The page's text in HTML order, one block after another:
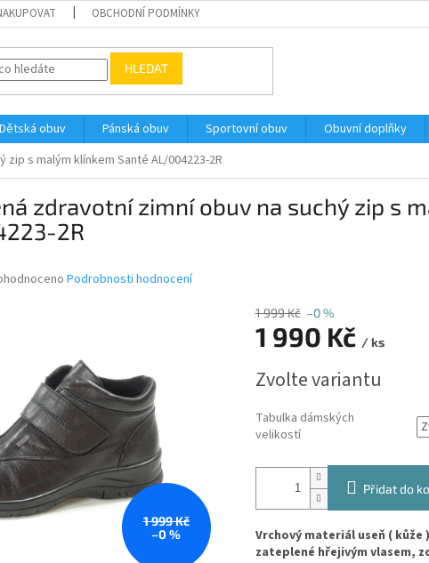
OBCHODNÍ PODMÍNKY
HLEDAT
Dětská obuv Pánská obuv Sportovní obuv Obuvní doplňky
s malým klínkem Santé AL/004223-2R
zdravotní zimní obuv na suchý zip s
2R
Podrobnosti hodnocení
1 999 Kč
–0 %
1 999 Kč –0 %
1 990 Kč / ks
cena:
Zvolte variantu
Tabulka dámských
velikostí
Přidat do
Vrchový materiál useň ( kůže
zateplené hřejivým vlasem,